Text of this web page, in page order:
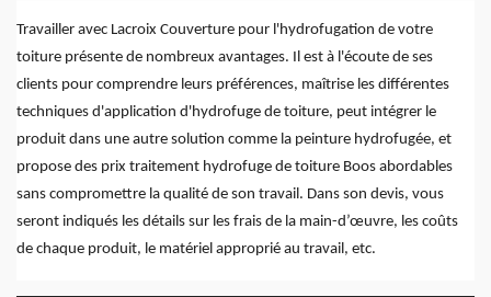
Travailler avec Lacroix Couverture pour l'hydrofugation de votre
toiture présente de nombreux avantages. Il est à l'écoute de ses
clients pour comprendre leurs préférences, maîtrise les différentes
techniques d'application d'hydrofuge de toiture, peut intégrer le
produit dans une autre solution comme la peinture hydrofugée, et
propose des prix traitement hydrofuge de toiture Boos abordables
sans compromettre la qualité de son travail. Dans son devis, vous
seront indiqués les détails sur les frais de la main-d’œuvre, les coûts
de chaque produit, le matériel approprié au travail, etc.